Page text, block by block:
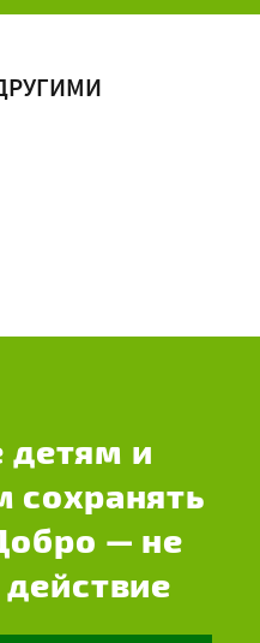
детям и
сохранять
— не